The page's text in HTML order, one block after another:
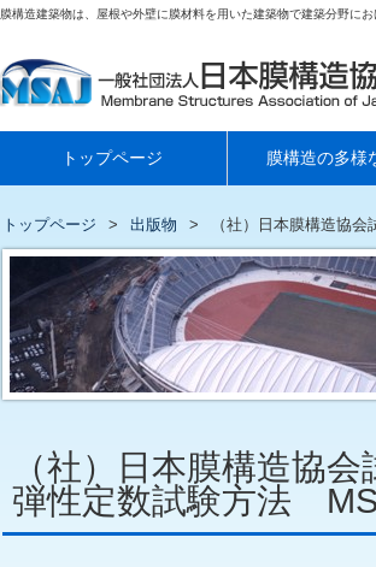
膜構造建築物は、屋根や外壁に膜材料を用いた建築物で建築分野にお
トップページ 膜構造の多様
トップページ 出版物 （社）日本膜構造協
（社）日本膜構造協
弾性定数試験方法